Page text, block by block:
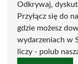
Odkrywaj,
Przyłącz się do
gdzie możesz
wydarzeniach w
liczy - polub